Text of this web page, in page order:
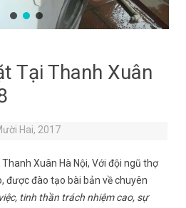
Tại Thanh Xuân
Hai, 2017
Xuân Hà Nội, Với đội ngũ thợ
được đào tạo bài bản về chuyên
tinh thần trách nhiệm cao, sự